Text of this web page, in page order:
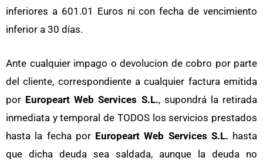
inferiores a 601.01 Euros ni con fecha de vencimiento
inferior a 30 días.
Ante cualquier impago o devolucion de cobro por parte
del cliente, correspondiente a cualquier factura emitida
por Europeart Web Services S.L., supondrá la retirada
inmediata y temporal de TODOS los servicios prestados
hasta la fecha por Europeart Web Services S.L. hasta
que dicha deuda sea saldada, aunque la deuda no